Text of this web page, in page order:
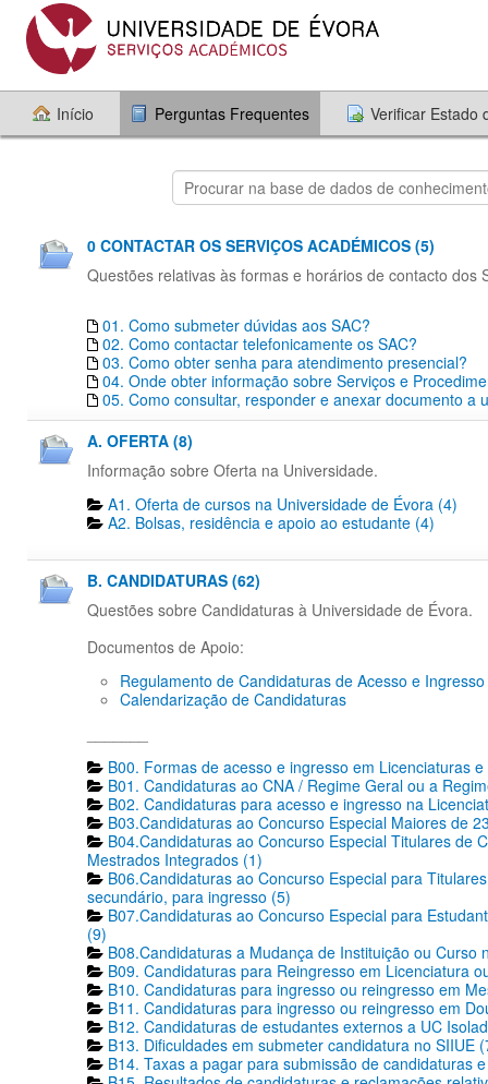
Início Perguntas Frequentes Verificar Estado
0 CONTACTAR OS SERVIÇOS ACADÉMICOS (5)
Questões relativas às formas e horários de contacto dos
01. Como submeter dúvidas aos SAC?
02. Como contactar telefonicamente os SAC?
03. Como obter senha para atendimento presencial?
04. Onde obter informação sobre Serviços e
05. Como consultar, responder e anexar documento a
A. OFERTA (8)
Informação sobre Oferta na Universidade.
A1. Oferta de cursos na Universidade de Évora (4)
A2. Bolsas, residência e apoio ao estudante (4)
B. CANDIDATURAS (62)
Questões sobre Candidaturas à Universidade de Évora.
Documentos de Apoio:
Regulamento de Candidaturas de Acesso e Ingresso
Calendarização de Candidaturas
B00. Formas de acesso e ingresso em Licenciaturas
B01. Candidaturas ao CNA / Regime Geral ou a
B02. Candidaturas para acesso e ingresso na
B03.Candidaturas ao Concurso Especial Maiores de
B04.Candidaturas ao Concurso Especial Titulares de
Mestrados Integrados (1)
B06.Candidaturas ao Concurso Especial para
secundário, para ingresso (5)
B07.Candidaturas ao Concurso Especial para
(9)
B08.Candidaturas a Mudança de Instituição ou
B09. Candidaturas para Reingresso em Licenciatura
B10. Candidaturas para ingresso ou reingresso em
B11. Candidaturas para ingresso ou reingresso em
B12. Candidaturas de estudantes externos a UC
B13. Dificuldades em submeter candidatura no SIIUE
B14. Taxas a pagar para submissão de candidaturas